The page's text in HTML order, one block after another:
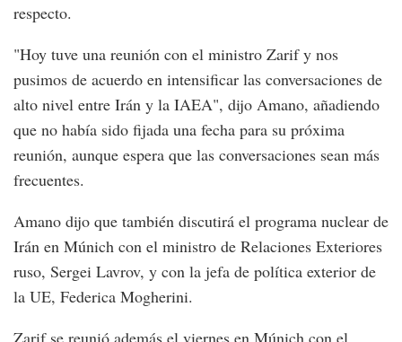
respecto.
"Hoy tuve una reunión con el ministro Zarif y nos
pusimos de acuerdo en intensificar las conversaciones de
alto nivel entre Irán y la IAEA", dijo Amano, añadiendo
que no había sido fijada una fecha para su próxima
reunión, aunque espera que las conversaciones sean más
frecuentes.
Amano dijo que también discutirá el programa nuclear de
Irán en Múnich con el ministro de Relaciones Exteriores
ruso, Sergei Lavrov, y con la jefa de política exterior de
la UE, Federica Mogherini.
Zarif se reunió además el viernes en Múnich con el